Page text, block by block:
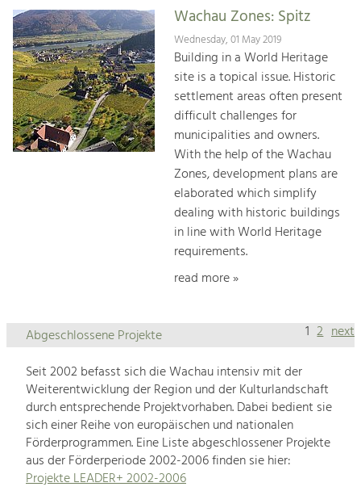
Wachau Zones: Spitz
Wednesday, 01 May 2019
Building in a World Heritage
site is a topical issue. Historic
settlement areas often present
difficult challenges for
municipalities and owners.
With the help of the Wachau
Zones, development plans are
elaborated which simplify
dealing with historic buildings
in line with World Heritage
requirements.
read more »
1 2 next
Abgeschlossene Projekte
Seit 2002 befasst sich die Wachau intensiv mit der
Weiterentwicklung der Region und der Kulturlandschaft
durch entsprechende Projektvorhaben. Dabei bedient sie
sich einer Reihe von europäischen und nationalen
Förderprogrammen. Eine Liste abgeschlossener Projekte
aus der Förderperiode 2002-2006 finden sie hier:
Projekte LEADER+ 2002-2006